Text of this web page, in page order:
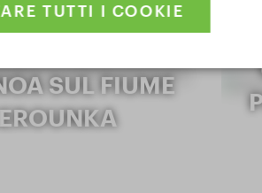
SUL FIUME
TUTTI I COOKIE